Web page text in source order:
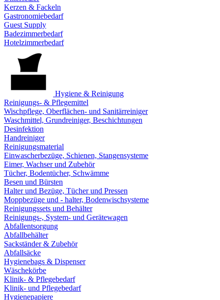
Kerzen & Fackeln
Gastronomiebedarf
Guest Supply
Badezimmerbedarf
Hotelzimmerbedarf
Hygiene & Reinigung
Reinigungs- & Pflegemittel
Wischpflege, Oberflächen- und Sanitärreiniger
Waschmittel, Grundreiniger, Beschichtungen
Desinfektion
Handreiniger
Reinigungsmaterial
Einwascherbezüge, Schienen, Stangensysteme
Eimer, Wachser und Zubehör
Tücher, Bodentücher, Schwämme
Besen und Bürsten
Halter und Bezüge, Tücher und Pressen
Moppbezüge und - halter, Bodenwischsysteme
Reinigungssets und Behälter
Reinigungs-, System- und Gerätewagen
Abfallentsorgung
Abfallbehälter
Sackständer & Zubehör
Abfallsäcke
Hygienebags & Dispenser
Wäschekörbe
Klinik- & Pflegebedarf
Klinik- und Pflegebedarf
Hygienepapiere